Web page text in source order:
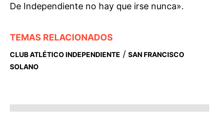
De Independiente no hay que irse nunca».
TEMAS RELACIONADOS
CLUB ATLÉTICO INDEPENDIENTE / SAN FRANCISCO
SOLANO